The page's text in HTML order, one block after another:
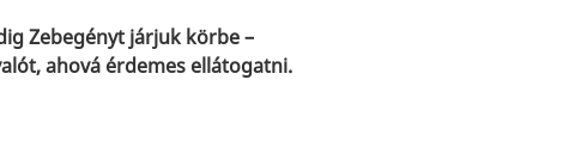
Zebegényt járjuk körbe –
ahová érdemes ellátogatni.